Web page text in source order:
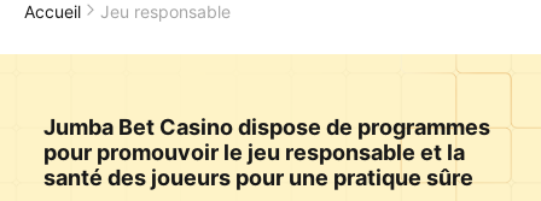
Accueil Jeu responsable
Jumba Bet Casino dispose de programmes
pour promouvoir le jeu responsable et la
santé des joueurs pour une pratique sûre